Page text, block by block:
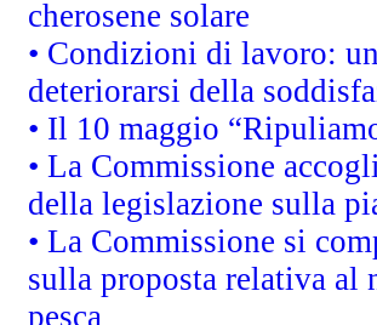
cherosene solare
• Condizioni di lavoro:
deteriorarsi della
• Il 10 maggio
• La Commissione
della legislazione sulla
• La Commissione si
sulla proposta relativa
pesca